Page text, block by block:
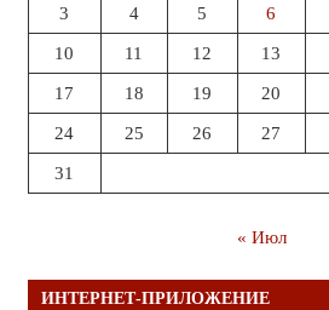
3 4 5 6
10 11 12 13
17 18 19 20
24 25 26 27
31
« Июл
ИНТЕРНЕТ-ПРИЛОЖЕНИЕ